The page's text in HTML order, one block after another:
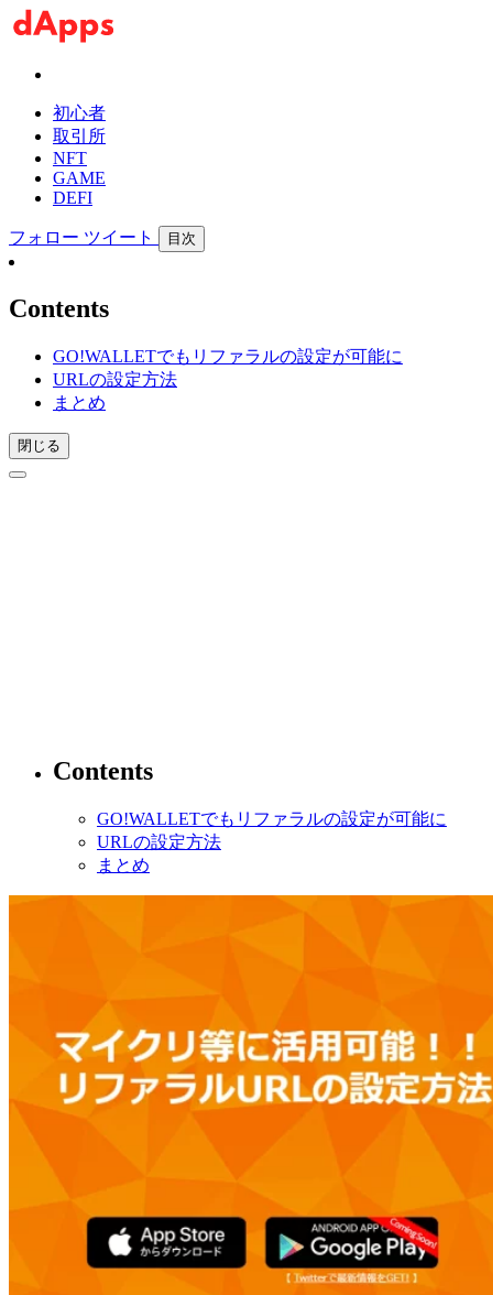
初心者
取引所
NFT
GAME
DEFI
フォロー ツイート 目次
Contents
GO!WALLETでもリファラルの設定が可能に
URLの設定方法
まとめ
閉じる
Contents
GO!WALLETでもリファラルの設定が可能に
URLの設定方法
まとめ